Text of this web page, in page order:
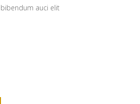
auci elit